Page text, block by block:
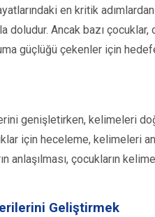
en kritik
doludur. Ancak bazı
güçlüğü çekenler için
genişletirken, kelimeleri
için heceleme, kelimeleri
anlaşılması, çocukların
Geliştirmek